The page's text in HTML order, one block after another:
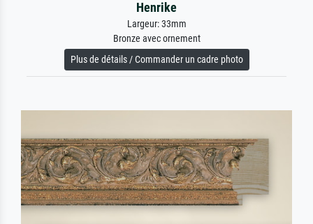
Henrike
Largeur: 33mm
Bronze avec ornement
Plus de détails / Commander un cadre photo